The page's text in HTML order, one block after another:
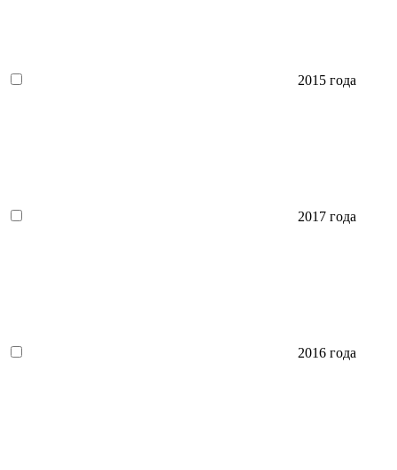
2015 года
2017 года
2016 года